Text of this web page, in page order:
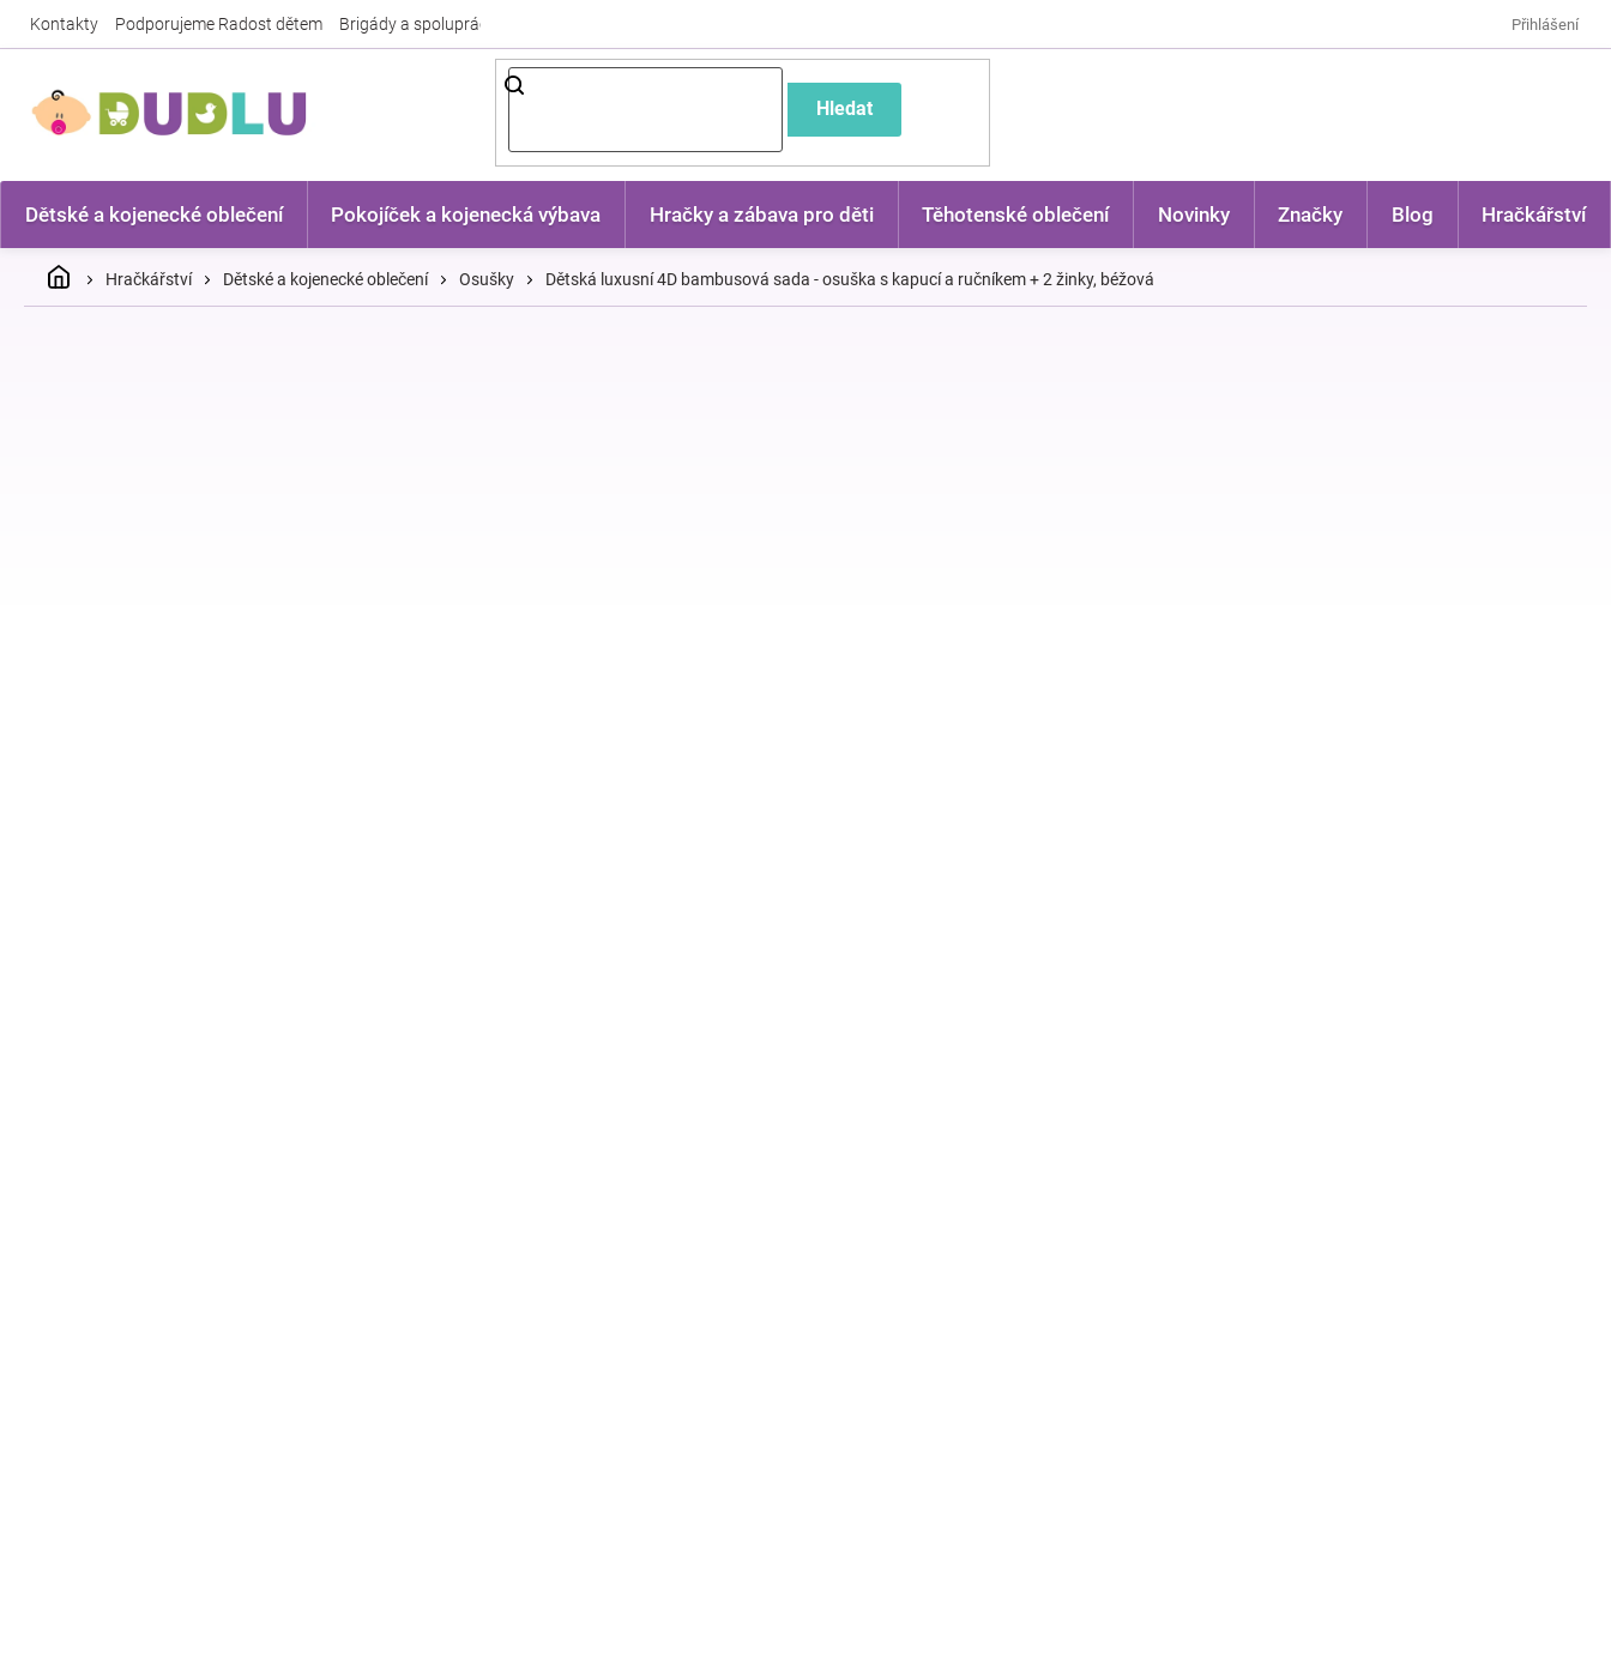
Kontakty Podporujeme Radost dětem Brigády a spolupráce Přihlášení
Hledat
Dětské a kojenecké oblečení Pokojíček a kojenecká výbava Hračky a zábava pro děti Těhotenské oblečení Novinky Značky Blog Hračkářství
DomůHračkářství Dětské a kojenecké oblečení Osušky Dětská luxusní 4D bambusová sada - osuška s kapucí a ručníkem + 2 žinky, béžová